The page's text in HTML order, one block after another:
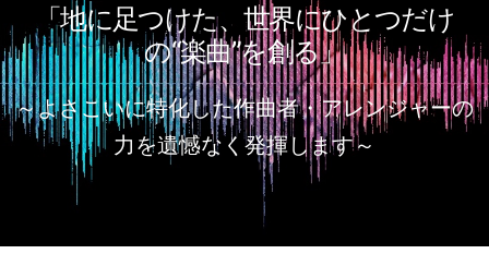
「地に足つけた、世界にひとつだけ
の“楽曲”を創る」
～よさこいに特化した作曲者・アレンジャーの
力を遺憾なく発揮します～